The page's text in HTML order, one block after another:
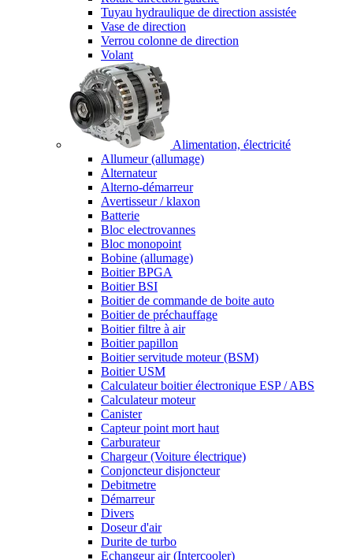
Tuyau hydraulique de direction assistée
Vase de direction
Verrou colonne de direction
Volant
Alimentation, électricité
Allumeur (allumage)
Alternateur
Alterno-démarreur
Avertisseur / klaxon
Batterie
Bloc electrovannes
Bloc monopoint
Bobine (allumage)
Boitier BPGA
Boitier BSI
Boitier de commande de boite auto
Boitier de préchauffage
Boitier filtre à air
Boitier papillon
Boitier servitude moteur (BSM)
Boitier USM
Calculateur boitier électronique ESP / ABS
Calculateur moteur
Canister
Capteur point mort haut
Carburateur
Chargeur (Voiture électrique)
Conjoncteur disjoncteur
Debitmetre
Démarreur
Divers
Doseur d'air
Durite de turbo
Echangeur air (Intercooler)